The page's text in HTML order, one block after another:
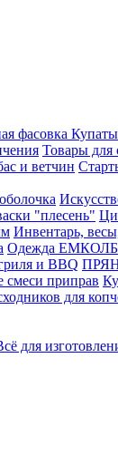
фасовка
Товары для
и ветчин
"плесень"
Инвентарь,
Одежда
и BBQ
смеси приправ
для
для